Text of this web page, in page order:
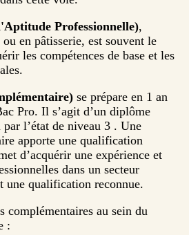
Professionnelle),
en pâtisserie, est souvent le
les compétences de base et les
se prépare en 1 an
Pro. Il s’agit d’un diplôme
l’état de niveau 3 . Une
apporte une qualification
d’acquérir une expérience et
dans un secteur
une qualification reconnue.
complémentaires au sein du
: